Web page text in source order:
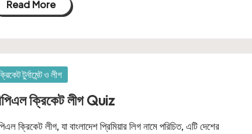
Read More
টুর্নামেন্ট ও লীগ
ক্রিকেট লীগ Quiz
ক্রিকেট লীগ, যা বাংলাদেশ প্রিমিয়ার লিগ নামে পরিচিত, এটি দেশের